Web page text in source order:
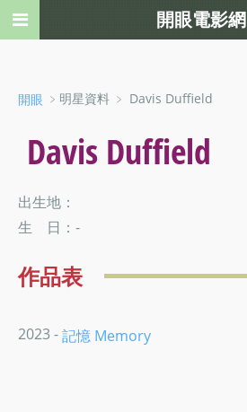
開眼 ﹥明星資料 ﹥ Davis Duffield
Davis Duffield
出生地：
生 日：-
作品表
2023 -記憶 Memory
開眼電影網